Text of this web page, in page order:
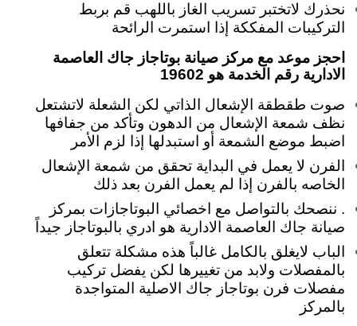
نحذرك لاتختبر تسريب الغاز باللهب قم بربط
التركيبات المفككة إذا استمرت الرائحة
احجز موعد مع مركز صيانة بوتاجاز جاك العاصمة
الادارية رقم الخدمة هو 19602
صوت طقطقة الإشعال الذاتي لكن الشعلة لاتشتعل
نظف شمعة الإشعال من الدهون وتأكد من جفافها
اضبط موضع الشمعة أو استبدلها إذا لزم الأمر
الفرن لا يعمل في البداية تحقق من شمعة الإشعال
الخاصه بالفرن إذا لم يعمل الفرن بعد ذلك
. ننصحك بالتواصل مع اخصائي البوتاجازات بمركز
صيانة جاك العاصمة الادارية هو ادري بالبوتاجاز جيداً
الباب لايغلق بالكامل غالباً هذه مشكلة تتعلق
بالمفصلات ولابد من تغييرها لكن يفضل تركيب
مفصلات فرن بوتاجاز جاك الاصلية المتواجدة
بالمركز